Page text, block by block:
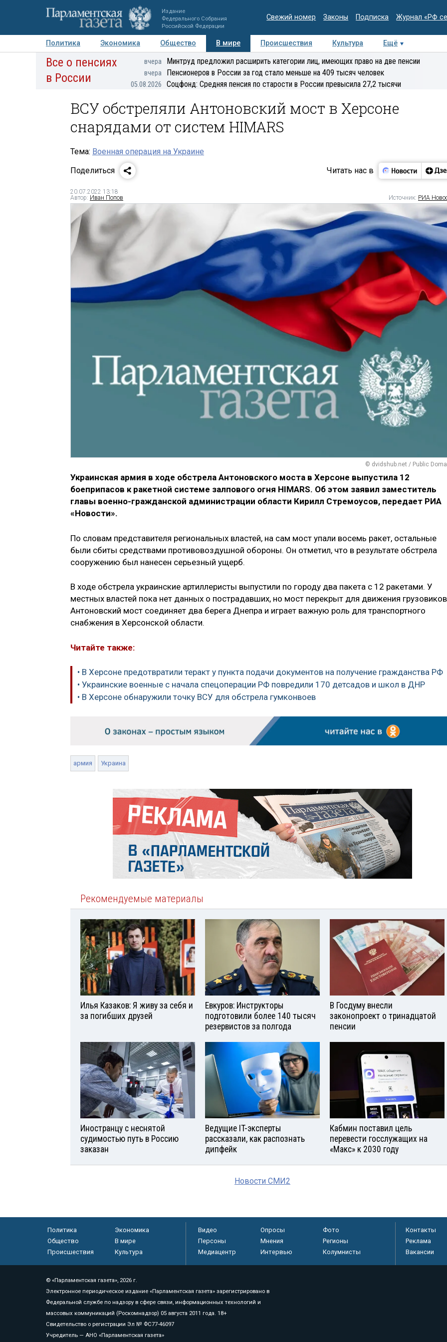
Издание
Федерального Собрания
Российской Федерации
Свежий номер Законы Подписка Журнал «РФ
Политика Экономика Общество В мире Происшествия Культура
Ещё
Авторы Персоны Мнения Регионы Медиацентр Интервью Колумнисты
Все о пенсиях
в России
вчера Минтруд предложил расширить категории лиц, имеющих право на две пенсии
вчера Пенсионеров в России за год стало меньше на 409 тысяч человек
05.08.2026 Соцфонд: Средняя пенсия по старости в России превысила 27,2 тысячи
ВСУ обстреляли Антоновский мост в Херсоне
снарядами от систем HIMARS
Тема: Военная операция на Украине
Поделиться
Читать нас в
20.07.2022 13:18
Автор: Иван Попов Источник: РИА
© dvidshub.net / Public
Украинская армия в ходе обстрела Антоновского моста в Херсоне выпустила 12
боеприпасов к ракетной системе залпового огня HIMARS. Об этом заявил заместитель
главы военно-гражданской администрации области Кирилл Стремоусов, передает РИА
«Новости».
По словам представителя региональных властей, на сам мост упали восемь ракет, остальные
были сбиты средствами противовоздушной обороны. Он отметил, что в результате обстрела
сооружению был нанесен серьезный ущерб.
В ходе обстрела украинские артиллеристы выпустили по городу два пакета с 12 ракетами. У
местных властей пока нет данных о пострадавших, но мост перекрыт для движения
Антоновский мост соединяет два берега Днепра и играет важную роль для транспортного
снабжения в Херсонской области.
Читайте также:
• В Херсоне предотвратили теракт у пункта подачи документов на получение гражданства РФ
• Украинские военные с начала спецоперации РФ повредили 170 детсадов и школ в ДНР
• В Херсоне обнаружили точку ВСУ для обстрела гумконвоев
армия Украина
Рекомендуемые материалы
Илья Казаков: Я живу за себя и
за погибших друзей
Евкуров: Инструкторы
подготовили более 140 тысяч
резервистов за полгода
В Госдуму внесли
законопроект о тринадцатой
пенсии
Иностранцу с неснятой
судимостью путь в Россию
заказан
Ведущие IT-эксперты
рассказали, как распознать
дипфейк
Кабмин поставил цель
перевести госслужащих на
«Макс» к 2030 году
Новости СМИ2
Политика
Экономика
Общество
В мире
Происшествия
Культура
Видео Опросы
Фото
Персоны
Мнения
Регионы
Медиацентр
Интервью Колумнисты
Контакты
Реклама
Вакансии
© «Парламентская газета», 2026 г.
Электронное периодическое издание «Парламентская газета» зарегистрировано в
Федеральной службе по надзору в сфере связи, информационных технологий и
массовых коммуникаций (Роскомнадзор) 05 августа 2011 года. 18+
Свидетельство о регистрации Эл № ФС77-46097
Учредитель — АНО «Парламентская газета»